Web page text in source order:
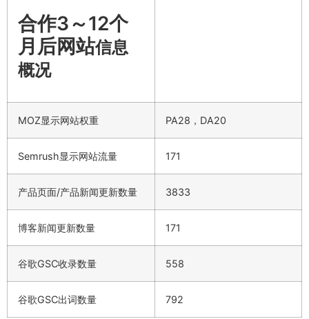
合作3～12个
月后网站信息
概况
MOZ显示网站权重 PA28，DA20
Semrush显示网站流量 171
产品页面/产品新闻更新数量 3833
博客新闻更新数量 171
谷歌GSC收录数量 558
谷歌GSC出词数量 792